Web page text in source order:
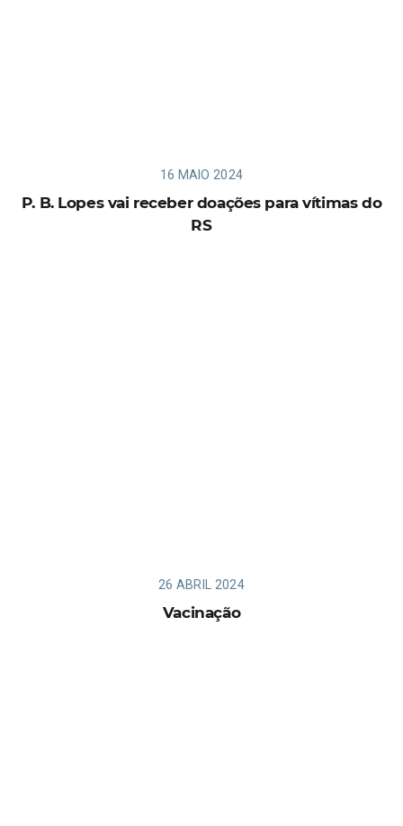
16 MAIO 2024
P. B. Lopes vai receber doações para vítimas do
RS
26 ABRIL 2024
Vacinação